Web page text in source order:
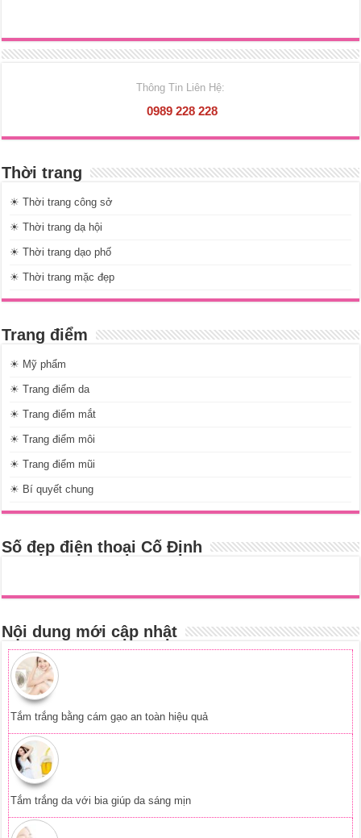
Thông Tin Liên Hệ:
0989 228 228
Thời trang
☀ Thời trang công sở
☀ Thời trang dạ hội
☀ Thời trang dạo phố
☀ Thời trang mặc đẹp
Trang điểm
☀ Mỹ phẩm
☀ Trang điểm da
☀ Trang điểm mắt
☀ Trang điểm môi
☀ Trang điểm mũi
☀ Bí quyết chung
Số đẹp điện thoại Cố Định
Nội dung mới cập nhật
Tắm trắng bằng cám gạo an toàn hiệu quả
Tắm trắng da với bia giúp da sáng mịn